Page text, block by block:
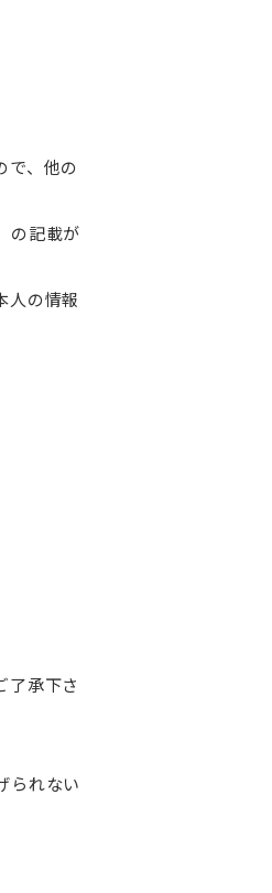
で、他の
の記載が
人の情報
了承下さ
られない